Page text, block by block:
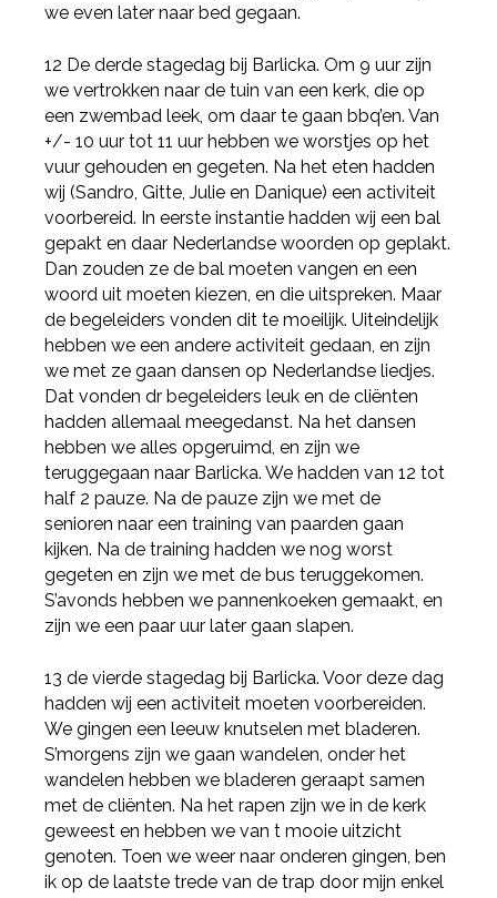
we even later naar bed gegaan.
12 De derde stagedag bij Barlicka. Om 9 uur zijn
we vertrokken naar de tuin van een kerk, die op
een zwembad leek, om daar te gaan bbq’en. Van
+/- 10 uur tot 11 uur hebben we worstjes op het
vuur gehouden en gegeten. Na het eten hadden
wij (Sandro, Gitte, Julie en Danique) een activiteit
voorbereid. In eerste instantie hadden wij een bal
gepakt en daar Nederlandse woorden op geplakt.
Dan zouden ze de bal moeten vangen en een
woord uit moeten kiezen, en die uitspreken. Maar
de begeleiders vonden dit te moeilijk. Uiteindelijk
hebben we een andere activiteit gedaan, en zijn
we met ze gaan dansen op Nederlandse liedjes.
Dat vonden dr begeleiders leuk en de cliënten
hadden allemaal meegedanst. Na het dansen
hebben we alles opgeruimd, en zijn we
teruggegaan naar Barlicka. We hadden van 12 tot
half 2 pauze. Na de pauze zijn we met de
senioren naar een training van paarden gaan
kijken. Na de training hadden we nog worst
gegeten en zijn we met de bus teruggekomen.
S’avonds hebben we pannenkoeken gemaakt, en
zijn we een paar uur later gaan slapen.
13 de vierde stagedag bij Barlicka. Voor deze dag
hadden wij een activiteit moeten voorbereiden.
We gingen een leeuw knutselen met bladeren.
S’morgens zijn we gaan wandelen, onder het
wandelen hebben we bladeren geraapt samen
met de cliënten. Na het rapen zijn we in de kerk
geweest en hebben we van t mooie uitzicht
genoten. Toen we weer naar onderen gingen, ben
ik op de laatste trede van de trap door mijn enkel